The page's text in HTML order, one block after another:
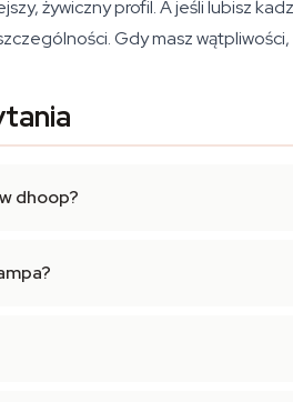
żywiczny profil. A jeśli lubisz
Gdy masz
dhoop?